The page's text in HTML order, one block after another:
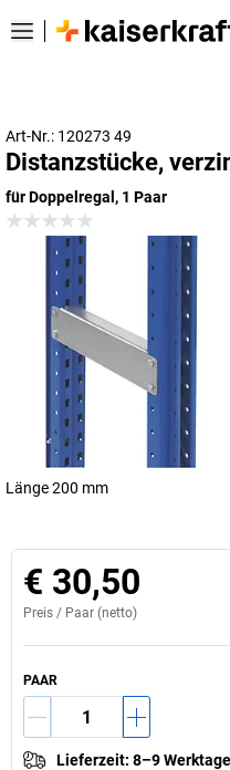
Art-Nr.: 120273 49
Distanzstücke,
für Doppelregal, 1 Paar
Länge 200 mm
€ 30,50
Preis / Paar (netto)
PAAR
Lieferzeit: 8–9 Werktage